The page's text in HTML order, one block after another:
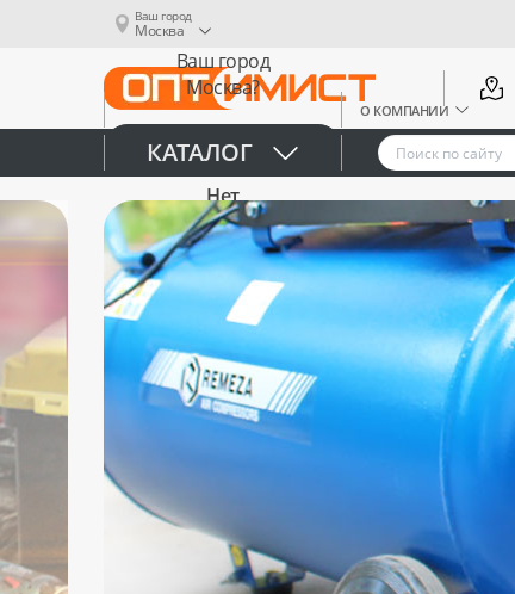
Ваш город
Москва
Ваш город
Москва?
Да
Нет
О КОМПАНИИ
КАТАЛОГ